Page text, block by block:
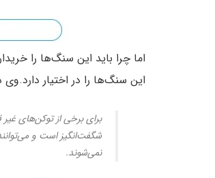
این سنگ‌ها را در اختیار دارد.وی
برای برخی از توکن‌های
شگفت‌انگیز است و
نمی‌شوند.